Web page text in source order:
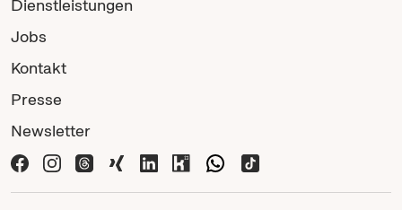
Dienstleistungen
Jobs
Kontakt
Presse
Newsletter